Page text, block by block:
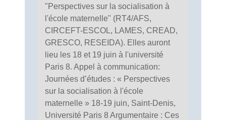
"Perspectives sur la socialisation à
l'école maternelle" (RT4/AFS,
CIRCEFT-ESCOL, LAMES, CREAD,
GRESCO, RESEIDA). Elles auront
lieu les 18 et 19 juin à l'université
Paris 8. Appel à communication:
Journées d’études : « Perspectives
sur la socialisation à l'école
maternelle » 18-19 juin, Saint-Denis,
Université Paris 8 Argumentaire : Ces